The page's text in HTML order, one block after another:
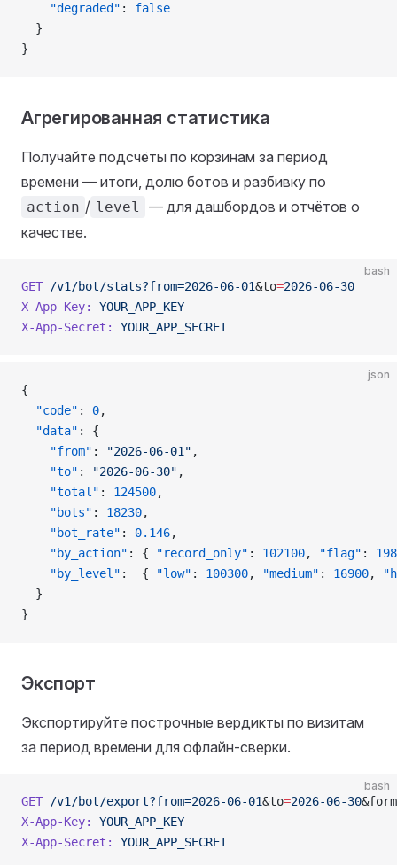
    "degraded"
: false
  }
}
Агрегированная статистика
Получайте подсчёты по корзинам за период
времени — итоги, долю ботов и разбивку по
action / level
— для дашбордов и отчётов о
качестве.
bash
GET /v1/bot/stats?from=2026-06-01&to=2026-06-30
X-App-Key:
YOUR_APP_KEY
X-App-Secret:
YOUR_APP_SECRET
json
{
  "code"
: 0,
  "data"
: {
    "from"
: "2026-06-01" ,
    "to"
: "2026-06-30" ,
    "total"
: 124500,
    "bots"
: 18230,
    "bot_rate"
: 0.146,
    "by_action"
: { "record_only" : 102100, "flag" :
    "by_level"
:  { "low" : 100300, "medium" : 16900,
  }
}
Экспорт
Экспортируйте построчные вердикты по визитам
за период времени для офлайн-сверки.
bash
GET /v1/bot/export?from=2026-06-01&to=2026-06-30
X-App-Key:
YOUR_APP_KEY
X-App-Secret:
YOUR_APP_SECRET